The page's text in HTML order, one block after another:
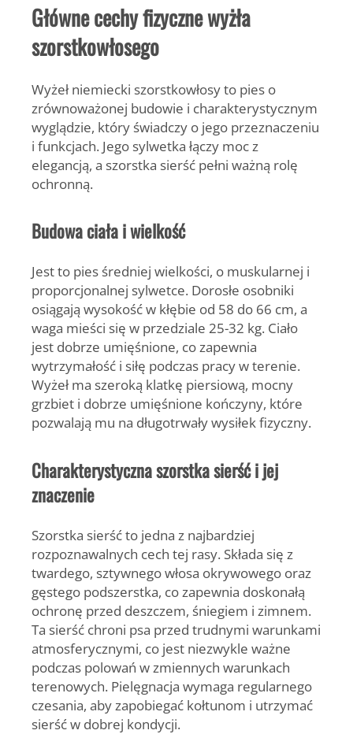
Główne cechy fizyczne wyżła
szorstkowłosego
Wyżeł niemiecki szorstkowłosy to pies o
zrównoważonej budowie i charakterystycznym
wyglądzie, który świadczy o jego przeznaczeniu
i funkcjach. Jego sylwetka łączy moc z
elegancją, a szorstka sierść pełni ważną rolę
ochronną.
Budowa ciała i wielkość
Jest to pies średniej wielkości, o muskularnej i
proporcjonalnej sylwetce. Dorosłe osobniki
osiągają wysokość w kłębie od 58 do 66 cm, a
waga mieści się w przedziale 25-32 kg. Ciało
jest dobrze umięśnione, co zapewnia
wytrzymałość i siłę podczas pracy w terenie.
Wyżeł ma szeroką klatkę piersiową, mocny
grzbiet i dobrze umięśnione kończyny, które
pozwalają mu na długotrwały wysiłek fizyczny.
Charakterystyczna szorstka sierść i jej
znaczenie
Szorstka sierść to jedna z najbardziej
rozpoznawalnych cech tej rasy. Składa się z
twardego, sztywnego włosa okrywowego oraz
gęstego podszerstka, co zapewnia doskonałą
ochronę przed deszczem, śniegiem i zimnem.
Ta sierść chroni psa przed trudnymi warunkami
atmosferycznymi, co jest niezwykle ważne
podczas polowań w zmiennych warunkach
terenowych. Pielęgnacja wymaga regularnego
czesania, aby zapobiegać kołtunom i utrzymać
sierść w dobrej kondycji.